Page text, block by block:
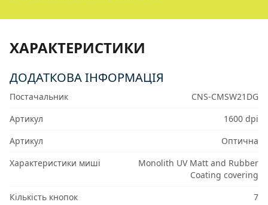
ХАРАКТЕРИСТИКИ
ДОДАТКОВА ІНФОРМАЦІЯ
Постачальник
CNS-CMSW21DG
Артикул
1600 dpi
Артикул
Оптична
Характеристики миші
Monolith UV Matt and Rubber
Coating covering
Кількість кнопок
7